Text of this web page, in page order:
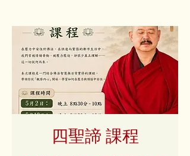
四聖諦 課程